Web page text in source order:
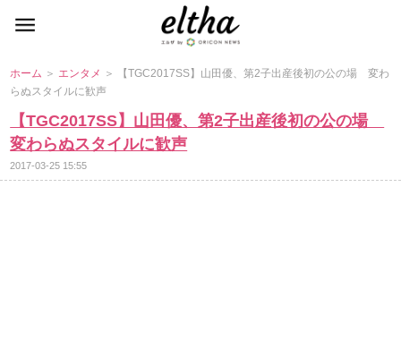
ホーム ＞ エンタメ ＞ 【TGC2017SS】山田優、第2子出産後初の公の場 変わ
らぬスタイルに歓声
【TGC2017SS】山田優、第2子出産後初の公の場
変わらぬスタイルに歓声
2017-03-25 15:55